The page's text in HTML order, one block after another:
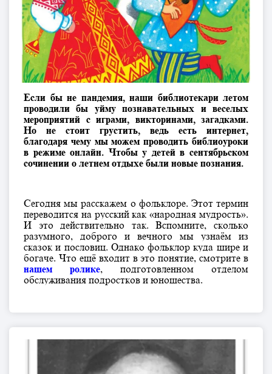
Если бы не пандемия, наши библиотекари летом
проводили бы уйму познавательных и веселых
мероприятий с играми, викторинами, загадками.
Но не стоит грустить, ведь есть интернет,
благодаря чему мы можем проводить библиоуроки
в режиме онлайн. Чтобы у детей в сентябрьском
сочинении о летнем отдыхе были новые познания.
Сегодня мы расскажем о фольклоре. Этот термин
переводится на русский как «народная мудрость».
И это действительно так. Вспомните, сколько
разумного, доброго и вечного мы узнаём из
сказок и пословиц. Однако фольклор куда шире и
богаче. Что ещё входит в это понятие, смотрите в
нашем ролике, подготовленном отделом
обслуживания подростков и юношества.